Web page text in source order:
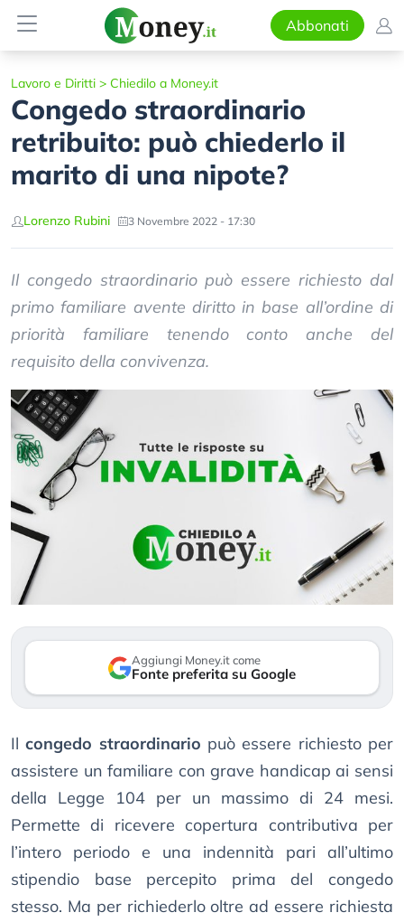
Abbonati
Lavoro e Diritti > Chiedilo a Money.it
Congedo straordinario
retribuito: può chiederlo il
marito di una nipote?
Lorenzo Rubini 3 Novembre 2022 - 17:30
Il congedo straordinario può essere richiesto dal
primo familiare avente diritto in base all’ordine di
priorità familiare tenendo conto anche del
requisito della convivenza.
Aggiungi Money.it come
Fonte preferita su Google
Ilcongedo straordinario può essere richiesto per
assistere un familiare con grave handicap ai sensi
della Legge 104 per un massimo di 24 mesi.
Permette di ricevere copertura contributiva per
l’intero periodo e una indennità pari all’ultimo
stipendio base percepito prima del congedo
stesso. Ma per richiederlo oltre ad essere richiesta